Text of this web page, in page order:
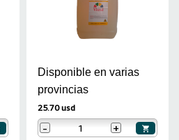
Disponible en varias
provincias
25.70 usd
- +